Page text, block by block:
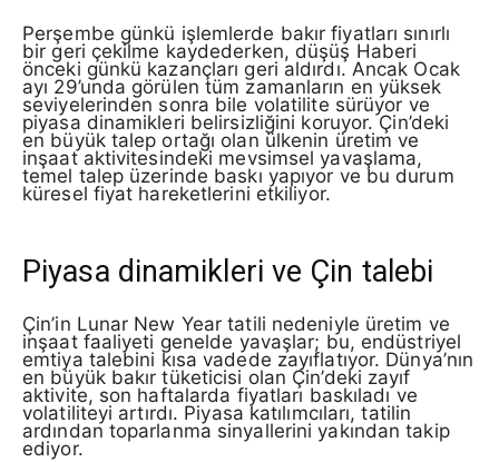
Perşembe günkü işlemlerde bakır fiyatları sınırlı
bir geri çekilme kaydederken, düşüş Haberi
önceki günkü kazançları geri aldırdı. Ancak Ocak
ayı 29’unda görülen tüm zamanların en yüksek
seviyelerinden sonra bile volatilite sürüyor ve
piyasa dinamikleri belirsizliğini koruyor. Çin’deki
en büyük talep ortağı olan ülkenin üretim ve
inşaat aktivitesindeki mevsimsel yavaşlama,
temel talep üzerinde baskı yapıyor ve bu durum
küresel fiyat hareketlerini etkiliyor.
Piyasa dinamikleri ve Çin talebi
Çin’in Lunar New Year tatili nedeniyle üretim ve
inşaat faaliyeti genelde yavaşlar; bu, endüstriyel
emtiya talebini kısa vadede zayıflatıyor. Dünya’nın
en büyük bakır tüketicisi olan Çin’deki zayıf
aktivite, son haftalarda fiyatları baskıladı ve
volatiliteyi artırdı. Piyasa katılımcıları, tatilin
ardından toparlanma sinyallerini yakından takip
ediyor.